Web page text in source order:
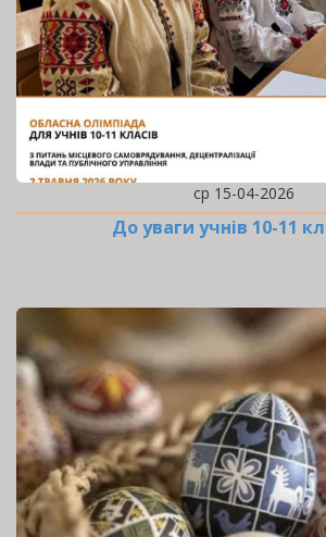
ср 15-04-2026
До уваги учнів 10-11